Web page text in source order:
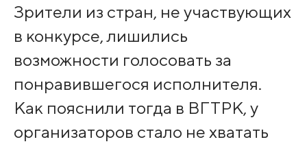
Зрители из стран, не участвующих
в конкурсе, лишились
возможности голосовать за
понравившегося исполнителя.
Как пояснили тогда в ВГТРК, у
организаторов стало не хватать